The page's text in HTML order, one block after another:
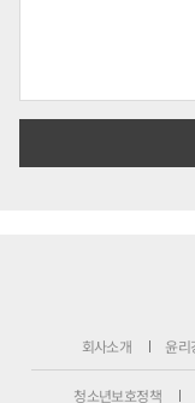
회사소개 윤리
청소년보호정책